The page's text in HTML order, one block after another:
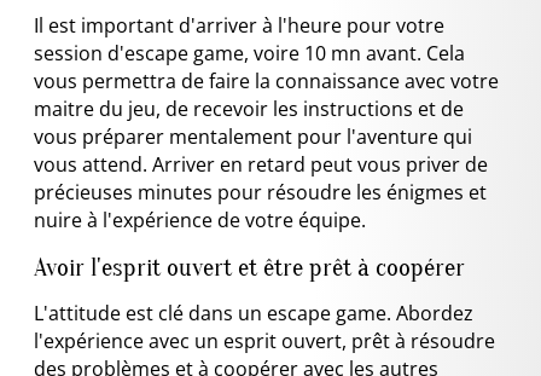
Il est important d'arriver à l'heure pour votre
session d'escape game, voire 10 mn avant. Cela
vous permettra de faire la connaissance avec votre
maitre du jeu, de recevoir les instructions et de
vous préparer mentalement pour l'aventure qui
vous attend. Arriver en retard peut vous priver de
précieuses minutes pour résoudre les énigmes et
nuire à l'expérience de votre équipe.
Avoir l'esprit ouvert et être prêt à coopérer
L'attitude est clé dans un escape game. Abordez
l'expérience avec un esprit ouvert, prêt à résoudre
des problèmes et à coopérer avec les autres